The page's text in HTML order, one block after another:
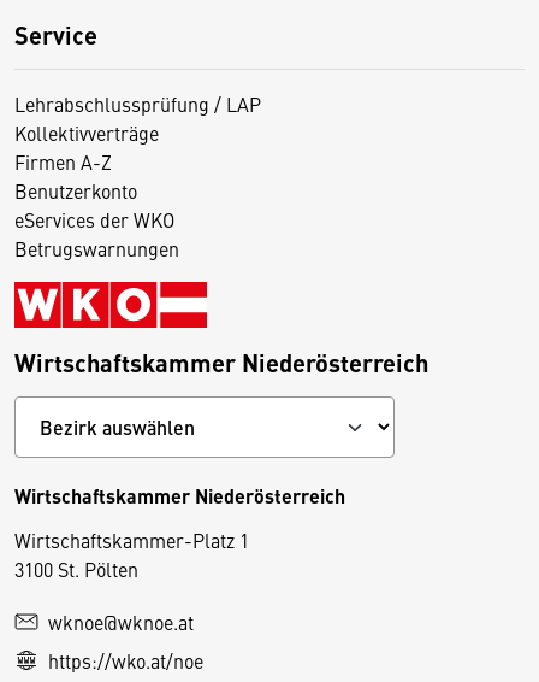
Service
Lehrabschlussprüfung / LAP
Kollektivverträge
Firmen A-Z
Benutzerkonto
eServices der WKO
Betrugswarnungen
Wirtschaftskammer Niederösterreich
Wirtschaftskammer Niederösterreich
Wirtschaftskammer-Platz 1
3100 St. Pölten
wknoe@wknoe.at
https://wko.at/noe
D
e
s